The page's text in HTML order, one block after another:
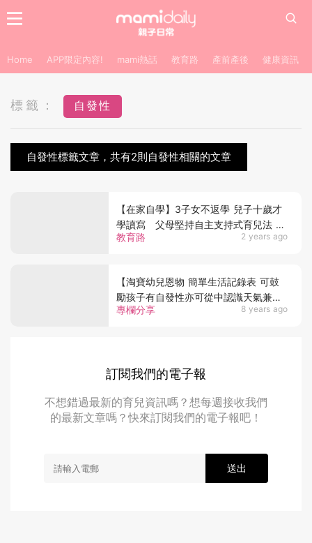
Home APP限定內容! mami熱話 教育路 產前產後 健康資訊
標籤： 自發性
自發性標籤文章，共有2則自發性相關的文章
教育路 2 years ago
【在家自學】3子女不返學 兒子十歲才
學讀寫 父母堅持自主支持式育兒法 被
批自私？
專欄分享 8 years ago
【淘寶幼兒恩物 簡單生活記錄表 可鼓
勵孩子有自發性亦可從中認識天氣兼學
識睇時間】
訂閱我們的電子報
不想錯過最新的育兒資訊嗎？想每週接收我們
的最新文章嗎？快來訂閱我們的電子報吧！
送出